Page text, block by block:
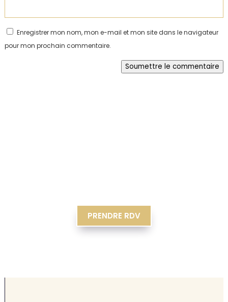
Enregistrer mon nom, mon e-mail et mon site dans le navigateur
pour mon prochain commentaire.
Soumettre le commentaire
PRENDRE RDV